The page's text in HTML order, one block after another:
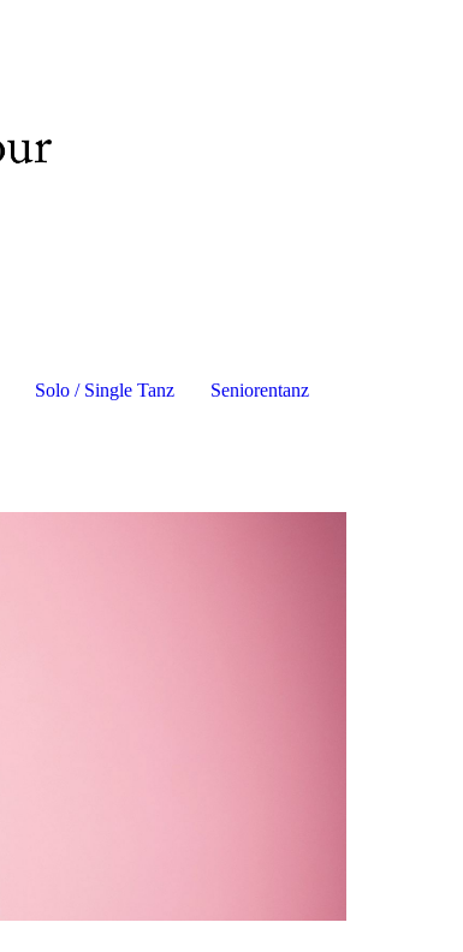
Solo / Single Tanz Seniorentanz